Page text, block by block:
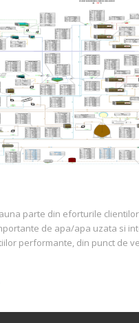
parte din eforturile
de apa/apa uzata si
performante, din punct de